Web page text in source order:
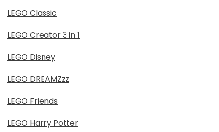
LEGO Classic
LEGO Creator 3 in 1
LEGO Disney
LEGO DREAMZzz
LEGO Friends
LEGO Harry Potter